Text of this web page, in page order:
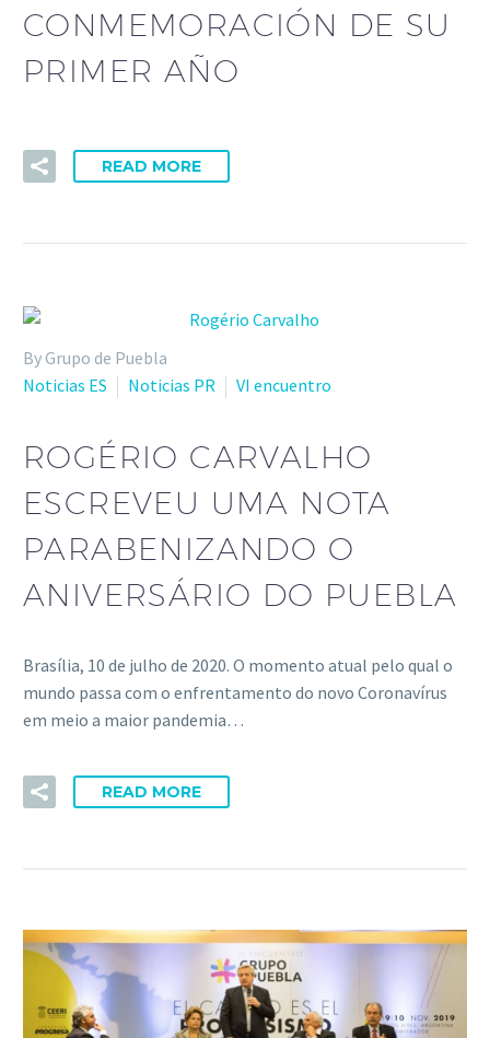
CONMEMORACIÓN DE SU
PRIMER AÑO
READ MORE
By Grupo de Puebla
Noticias ES
Noticias PR VI encuentro
ROGÉRIO CARVALHO
ESCREVEU UMA NOTA
PARABENIZANDO O
ANIVERSÁRIO DO PUEBLA
Brasília, 10 de julho de 2020. O momento atual pelo qual o
mundo passa com o enfrentamento do novo Coronavírus
em meio a maior pandemia…
READ MORE